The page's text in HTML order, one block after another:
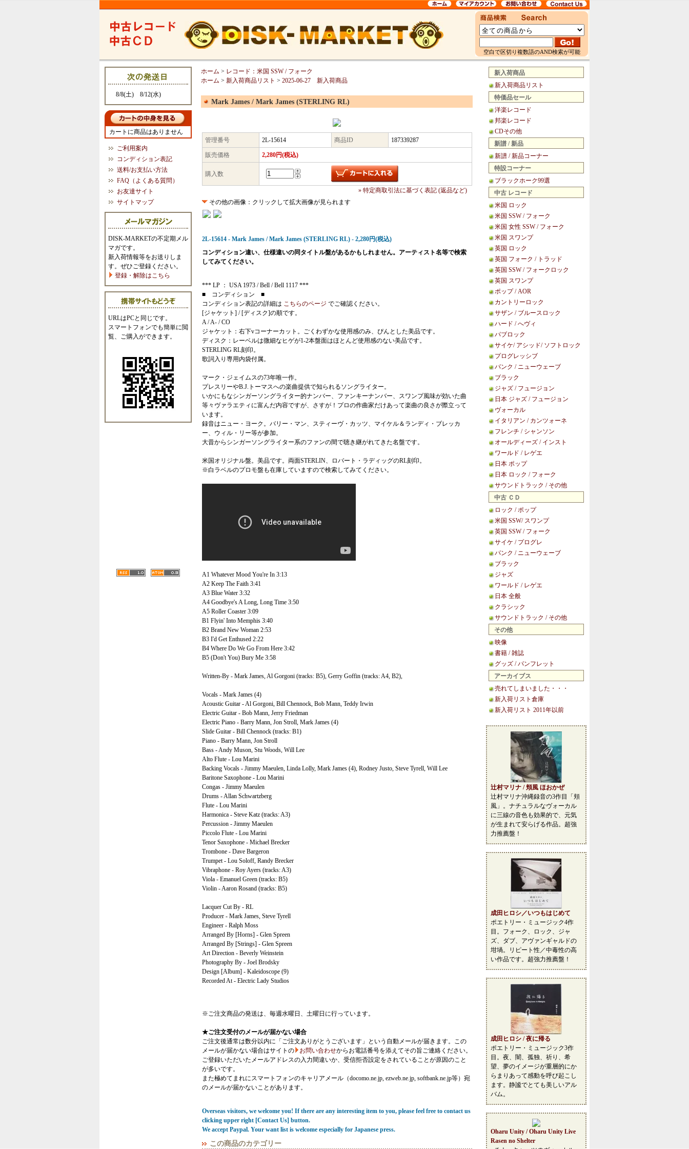
空白で区切り複数語のAND検索が可能
8/8(土) 8/12(水)
カートに商品はありません
ご利用案内
コンディション表記
送料/お支払い方法
FAQ（よくある質問）
お友達サイト
サイトマップ
DISK-MARKETの不定期メル
マガです。
新入荷情報等をお送りしま
す。ぜひご登録ください。
登録・解除はこちら
URLはPCと同じです。
スマートフォンでも簡単に閲
覧、ご購入ができます。
新入荷商品
新入荷商品リスト
特価品セール
洋楽レコード
邦楽レコード
CDその他
新譜 / 新品
新譜 / 新品コーナー
特設コーナー
ブラックホーク99選
中古 レコード
米国 ロック
米国 SSW / フォーク
米国 女性 SSW / フォーク
米国 スワンプ
英国 ロック
英国 フォーク / トラッド
英国 SSW / フォークロック
英国 スワンプ
ポップ / AOR
カントリーロック
サザン / ブルースロック
ハード / へヴィ
パブロック
サイケ/ アシッド/ ソフトロック
プログレッシブ
パンク / ニューウェーブ
ブラック
ジャズ / フュージョン
日本 ジャズ / フュージョン
ヴォーカル
イタリアン / カンツォーネ
フレンチ / シャンソン
オールディーズ / インスト
ワールド / レゲエ
日本 ポップ
日本 ロック / フォーク
サウンドトラック / その他
中古 ＣＤ
ロック / ポップ
米国 SSW/ スワンプ
英国 SSW / フォーク
サイケ / プログレ
パンク / ニューウェーブ
ブラック
ジャズ
ワールド / レゲエ
日本 全般
クラシック
サウンドトラック / その他
その他
映像
書籍 / 雑誌
グッズ / パンフレット
アーカイブス
売れてしまいました・・・
新入荷リスト倉庫
新入荷リスト 2011年以前
辻村マリナ / 頬風 ほおかぜ
辻村マリナ沖縄録音の3作目「頬
風」。ナチュラルなヴォーカル
に三線の音色も効果的で、元気
が生まれて安らげる作品。超強
力推薦盤！
成田ヒロシ／いつもはじめて
ポエトリー・ミュージック4作
目。フォーク、ロック、ジャ
ズ、ダブ、アヴァンギャルドの
坩堝。リピート性／中毒性の高
い作品です。超強力推薦盤！
成田ヒロシ / 夜に帰る
ポエトリー・ミュージック3作
目。夜、闇、孤独、祈り、希
望、夢のイメージが重層的にか
らまりあって感動を呼び起こし
ます。静謐でとても美しいアル
バム。
Oharu Unity / Oharu Unity Live
Rasen no Shelter
ホーム > レコード：米国 SSW / フォーク
ホーム > 新入荷商品リスト > 2025-06-27 新入荷商品
Mark James / Mark James (STERLING RL)
管理番号 2L-15614 商品ID 187339287
販売価格 2,280円(税込)
購入数
» 特定商取引法に基づく表記 (返品など)
その他の画像：クリックして拡大画像が見られます
2L-15614 - Mark James / Mark James (STERLING RL) - 2,280円(税込)
コンディション違い、仕様違いの同タイトル盤があるかもしれません。アーティスト名等で検索
してみてください。
*** LP ： USA 1973 / Bell / Bell 1117 ***
■ コンディション ■
コンディション表記の詳細は こちらのページ でご確認ください。
[ジャケット] / [ディスク]の順です。
A / A- / CO
ジャケット：右下vコーナーカット。ごくわずかな使用感のみ、ぴんとした美品です。
ディスク：レーベルは微細なヒゲが1-2本盤面はほとんど使用感のない美品です。
STERLING RL刻印。
歌詞入り専用内袋付属。
マーク・ジェイムスの73年唯一作。
プレスリーやB.J.トーマスへの楽曲提供で知られるソングライター。
いかにもなシンガーソングライター的ナンバー、ファンキーナンバー、スワンプ風味が効いた曲
等々ヴァラエティに富んだ内容ですが、さすが！プロの作曲家だけあって楽曲の良さが際立って
います。
録音はニュー・ヨーク。バリー・マン、スティーヴ・カッツ、マイケル＆ランディ・ブレッカ
ー、ウィル・リー等が参加。
大昔からシンガーソングライター系のファンの間で聴き継がれてきた名盤です。
米国オリジナル盤。美品です。両面STERLIN、ロバート・ラディッグのRL刻印。
※白ラベルのプロモ盤も在庫していますので検索してみてください。
A1 Whatever Mood You're In 3:13
A2 Keep The Faith 3:41
A3 Blue Water 3:32
A4 Goodbye's A Long, Long Time 3:50
A5 Roller Coaster 3:09
B1 Flyin' Into Memphis 3:40
B2 Brand New Woman 2:53
B3 I'd Get Enthused 2:22
B4 Where Do We Go From Here 3:42
B5 (Don't You) Bury Me 3:58
Written-By - Mark James, Al Gorgoni (tracks: B5), Gerry Goffin (tracks: A4, B2),
Vocals - Mark James (4)
Acoustic Guitar - Al Gorgoni, Bill Chennock, Bob Mann, Teddy Irwin
Electric Guitar - Bob Mann, Jerry Friedman
Electric Piano - Barry Mann, Jon Stroll, Mark James (4)
Slide Guitar - Bill Chennock (tracks: B1)
Piano - Barry Mann, Jon Stroll
Bass - Andy Muson, Stu Woods, Will Lee
Alto Flute - Lou Marini
Backing Vocals - Jimmy Maeulen, Linda Lolly, Mark James (4), Rodney Justo, Steve Tyrell, Will Lee
Baritone Saxophone - Lou Marini
Congas - Jimmy Maeulen
Drums - Allan Schwartzberg
Flute - Lou Marini
Harmonica - Steve Katz (tracks: A3)
Percussion - Jimmy Maeulen
Piccolo Flute - Lou Marini
Tenor Saxophone - Michael Brecker
Trombone - Dave Bargeron
Trumpet - Lou Soloff, Randy Brecker
Vibraphone - Roy Ayers (tracks: A3)
Viola - Emanuel Green (tracks: B5)
Violin - Aaron Rosand (tracks: B5)
Lacquer Cut By - RL
Producer - Mark James, Steve Tyrell
Engineer - Ralph Moss
Arranged By [Horns] - Glen Spreen
Arranged By [Strings] - Glen Spreen
Art Direction - Beverly Weinstein
Photography By - Joel Brodsky
Design [Album] - Kaleidoscope (9)
Recorded At - Electric Lady Studios
※ご注文商品の発送は、毎週水曜日、土曜日に行っています。
★ご注文受付のメールが届かない場合
ご注文後通常は数分以内に「ご注文ありがとうございます」という自動メールが届きます。この
メールが届かない場合はサイトの
お問い合わせからお電話番号を添えてその旨ご連絡ください。
ご登録いただいたメールアドレスの入力間違いか、受信拒否設定をされていることが原因のこと
が多いです。
また極めてまれにスマートフォンのキャリアメール（docomo.ne.jp, ezweb.ne.jp, softbank.ne.jp等）宛
のメールが届かないことがあります。
Overseas visitors, we welcome you! If there are any interesting item to you, please feel free to contact us
clicking upper right [Contact Us] button.
We accept Paypal. Your want list is welcome especially for Japanese press.
この商品のカテゴリー